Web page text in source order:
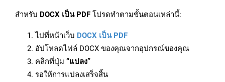
สำหรับ DOCX เป็น PDF โปรดทำตามขั้นตอนเหล่านี้:
ไปที่หน้าเว็บ DOCX เป็น PDF
อัปโหลดไฟล์ DOCX ของคุณจากอุปกรณ์ของคุณ
คลิกที่ปุ่ม “แปลง”
รอให้การแปลงเสร็จสิ้น